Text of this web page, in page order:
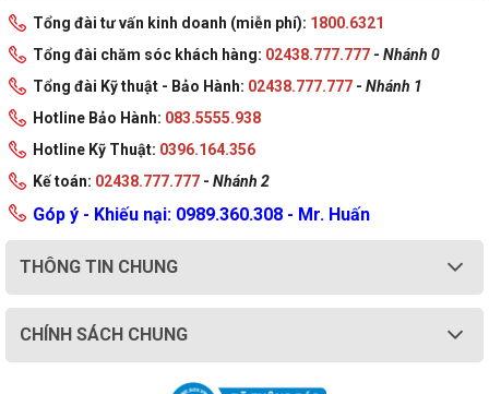
Tổng đài tư vấn kinh doanh (miễn phí): 1800.6321
Tổng đài chăm sóc khách hàng: 02438.777.777 - Nhánh 0
Tổng đài Kỹ thuật - Bảo Hành: 02438.777.777 - Nhánh 1
Hotline Bảo Hành: 083.5555.938
Hotline Kỹ Thuật: 0396.164.356
Kế toán: 02438.777.777 - Nhánh 2
Góp ý - Khiếu nại: 0989.360.308 - Mr. Huấn
THÔNG TIN CHUNG
CHÍNH SÁCH CHUNG